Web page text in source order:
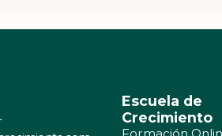
Escuela de
Crecimiento